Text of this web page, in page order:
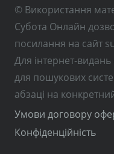
© Використання
Субота Онлайн
посилання на сайт
Для інтернет-
для пошукових
абзаці на
Умови договору
Конфіденційність